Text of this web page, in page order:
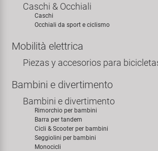
Caschi & Occhiali
Caschi
Occhiali da sport e ciclismo
Mobilità elettrica
Piezas y accesorios para
Bambini e divertimento
Bambini e divertimento
Rimorchio per bambini
Barra per tandem
Cicli & Scooter per bambini
Seggiolini per bambini
Monocicli